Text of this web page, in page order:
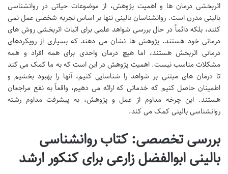
اثربخشی درمان ها و اهمیت پژوهش، از موضوعات حیاتی در روانشناسی
بالینی مدرن است. روانشناسان بالینی تنها بر اساس تجربه شخصی عمل نمی
کنند، بلکه دائماً در حال بررسی شواهد علمی برای اثبات اثربخشی روش های
درمانی خود هستند. پژوهش ها نشان می دهند که بسیاری از رویکردهای
درمانی اثربخش هستند، اما هیچ درمان واحدی برای همه افراد و همه
مشکلات مناسب نیست. اهمیت پژوهش در این است که به ما کمک می کند
تا درمان های مبتنی بر شواهد را شناسایی کنیم، آنها را بهبود بخشیم و
اطمینان حاصل کنیم که خدماتی که ارائه می دهیم، واقعاً به نفع مراجعان
هستند. این چرخه مداوم از عمل و پژوهش، به پیشرفت مداوم رشته
روانشناسی بالینی کمک می کند.
بررسی تخصصی: کتاب روانشناسی
بالینی ابوالفضل زارعی برای کنکور ارشد